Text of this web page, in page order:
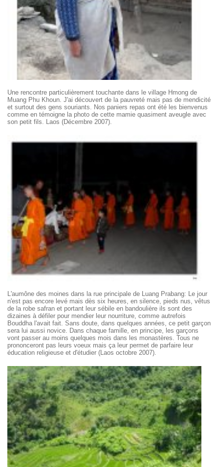
Une rencontre particulièrement touchante dans le village Hmong de
Muang Phu Khoun. J'ai découvert de la pauvreté mais pas de mendicité
et surtout des gens souriants. Nos paniers repas ont été les bienvenus
comme en témoigne la photo de cette mamie quasiment aveugle avec
son petit fils. Laos (Décembre 2007).
L'aumône des moines dans la rue principale de Luang Prabang: Le jour
n'est pas encore levé mais dès six heures, en silence, pieds nus, vêtus
de la robe safran et portant leur sébile en bandoulière ils sont des
dizaines à défiler pour mendier leur nourriture, comme autrefois
Bouddha l'avait fait. Sans doute, dans quelques années, ce petit garçon
sera lui aussi novice. Dans chaque famille, en principe, les garçons
vont passer au moins quelques mois dans les monastères. Tous ne
prononceront pas leurs voeux mais ça leur permet de parfaire leur
éducation religieuse et d'étudier (Laos octobre 2007).